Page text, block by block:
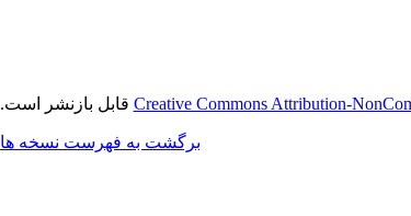
Creative Commons Attribution- قابل بازنشر است.
برگشت به فهرست نسخه ها